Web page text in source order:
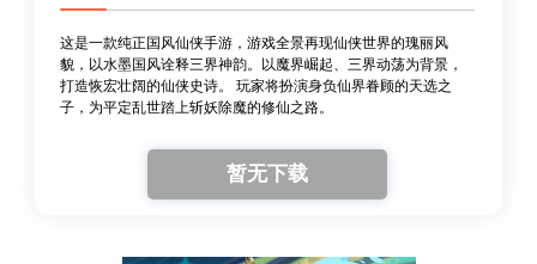
这是一款纯正国风仙侠手游，游戏全景再现仙侠世界的瑰丽风
貌，以水墨国风诠释三界神韵。以魔界崛起、三界动荡为背景，
打造恢宏壮阔的仙侠史诗。 玩家将扮演身负仙界眷顾的天选之
子，为平定乱世踏上斩妖除魔的修仙之路。
暂无下载